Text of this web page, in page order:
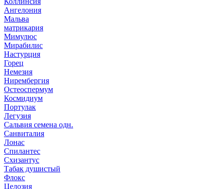
Ангелония
Мальва
матрикария
Мимулюс
Мирабилис
Настурция
Горец
Немезия
Нирембергия
Остеоспермум
Космидиум
Портулак
Легузия
Сальвия семена одн.
Санвиталия
Лонас
Спилантес
Схизантус
Табак душистый
Флокс
Целозия